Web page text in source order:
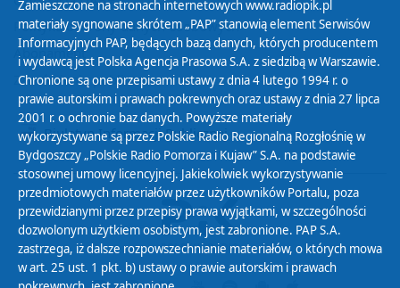
Polityka ochrony danych osobowych
Abonament
Zamówienia publiczne
Biuletyn Informacji Publicznej
Zamieszczone na stronach internetowych www.radiopik.pl
materiały sygnowane skrótem „PAP” stanowią element Serwisów
Informacyjnych PAP, będących bazą danych, których producentem
i wydawcą jest Polska Agencja Prasowa S.A. z siedzibą w Warszawie.
Chronione są one przepisami ustawy z dnia 4 lutego 1994 r. o
prawie autorskim i prawach pokrewnych oraz ustawy z dnia 27 lipca
2001 r. o ochronie baz danych. Powyższe materiały
wykorzystywane są przez Polskie Radio Regionalną Rozgłośnię w
Bydgoszczy „Polskie Radio Pomorza i Kujaw” S.A. na podstawie
stosownej umowy licencyjnej. Jakiekolwiek wykorzystywanie
przedmiotowych materiałów przez użytkowników Portalu, poza
przewidzianymi przez przepisy prawa wyjątkami, w szczególności
dozwolonym użytkiem osobistym, jest zabronione. PAP S.A.
zastrzega, iż dalsze rozpowszechnianie materiałów, o których mowa
w art. 25 ust. 1 pkt. b) ustawy o prawie autorskim i prawach